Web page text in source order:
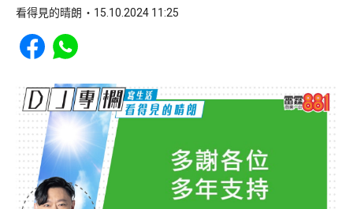
看得見的晴朗 15.10.2024 11:25
Share to Facebook
Share to WhatsApp